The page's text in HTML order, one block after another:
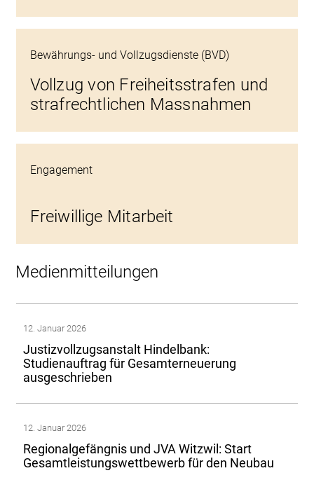
Vollzug von Freiheitsstrafen und
strafrechtlichen Massnahmen
Bewährungs- und Vollzugsdienste (BVD)
Freiwillige Mitarbeit
Engagement
Medienmitteilungen
12. Januar 2026
Justizvollzugsanstalt Hindelbank:
Studienauftrag für Gesamterneuerung
ausgeschrieben
12. Januar 2026
Regionalgefängnis und JVA Witzwil: Start
Gesamtleistungswettbewerb für den Neubau